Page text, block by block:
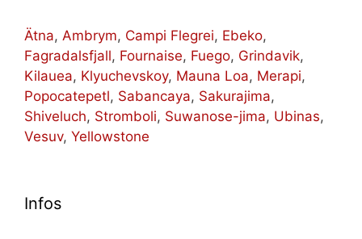
Ätna, Ambrym, Campi Flegrei, Ebeko,
Fagradalsfjall, Fournaise, Fuego, Grindavik,
Kilauea, Klyuchevskoy, Mauna Loa, Merapi,
Popocatepetl, Sabancaya, Sakurajima,
Shiveluch, Stromboli, Suwanose-jima, Ubinas,
Vesuv, Yellowstone
Infos